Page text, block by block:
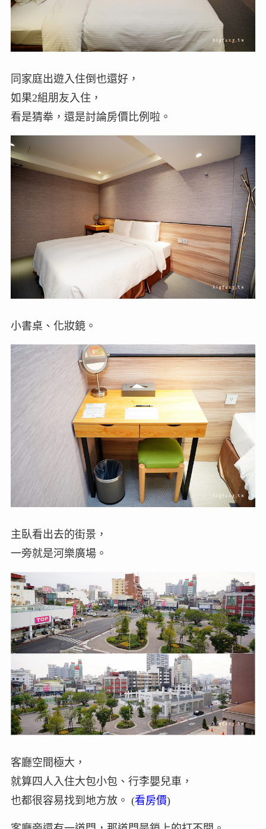
同家庭出遊入住倒也還好，
如果2組朋友入住，
看是猜牶，還是討論房價比例啦。
小書桌、化妝鏡。
主臥看出去的街景，
一旁就是河樂廣場。
客廳空間極大，
就算四人入住大包小包、行李嬰兒車，
也都很容易找到地方放。 (看房價)